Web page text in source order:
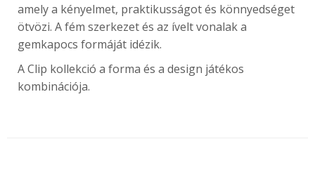
amely a kényelmet, praktikusságot és könnyedséget
ötvözi. A fém szerkezet és az ívelt vonalak a
gemkapocs formáját idézik.
A Clip kollekció a forma és a design játékos
kombinációja.